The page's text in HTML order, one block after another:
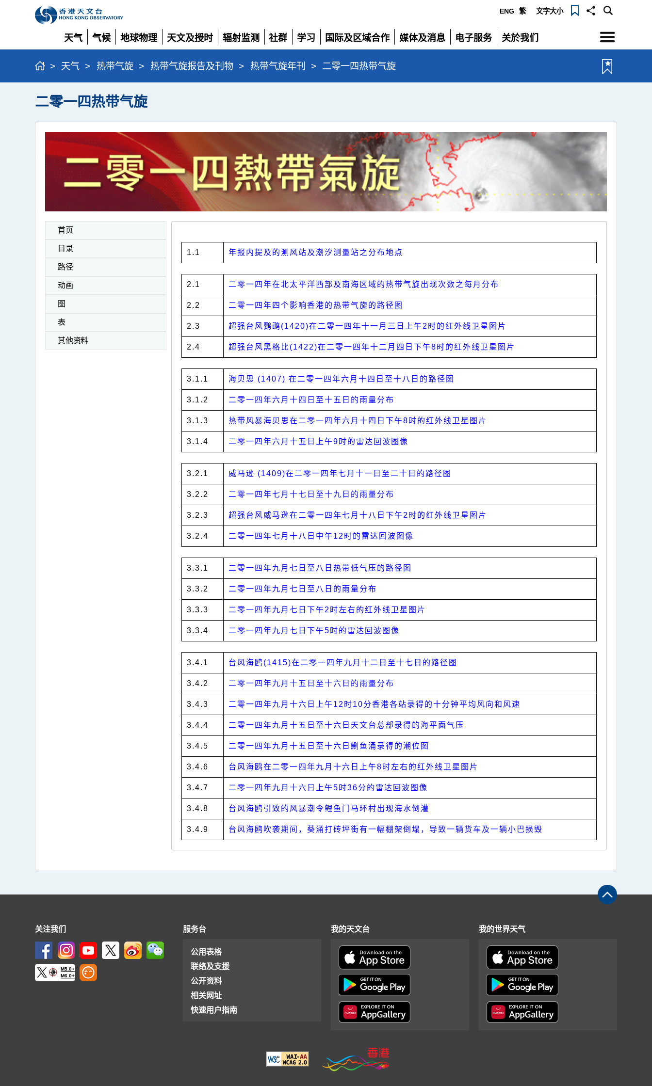
ENG 繁 文字大小
天气
展
开
气候
展
开
地球物理
展
开
天文及授时
展
开
辐射监测
展
开
社群
展
开
学习
展
开
国际及区域合作
展
开
媒体及消息
展
电子服务
展
关於我们
展
选
单
> 天气 > 热带气旋 > 热带气旋报告及刊物 > 热带气旋年刊 > 二零一四热带气旋
二零一四热带气旋
首页
目录
路径
动画
图
表
其他资料
1.1 年报内提及的测风站及潮汐测量站之分布地点
2.1 二零一四年在北太平洋西部及南海区域的热带气旋出现次数之每月分布
2.2 二零一四年四个影响香港的热带气旋的路径图
2.3 超强台风鹦鹉(1420)在二零一四年十一月三日上午2时的红外线卫星图片
2.4 超强台风黑格比(1422)在二零一四年十二月四日下午8时的红外线卫星图片
3.1.1 海贝思 (1407) 在二零一四年六月十四日至十八日的路径图
3.1.2 二零一四年六月十四日至十五日的雨量分布
3.1.3 热带风暴海贝思在二零一四年六月十四日下午8时的红外线卫星图片
3.1.4 二零一四年六月十五日上午9时的雷达回波图像
3.2.1 威马逊 (1409)在二零一四年七月十一日至二十日的路径图
3.2.2 二零一四年七月十七日至十九日的雨量分布
3.2.3 超强台风威马逊在二零一四年七月十八日下午2时的红外线卫星图片
3.2.4 二零一四年七月十八日中午12时的雷达回波图像
3.3.1 二零一四年九月七日至八日热带低气压的路径图
3.3.2 二零一四年九月七日至八日的雨量分布
3.3.3 二零一四年九月七日下午2时左右的红外线卫星图片
3.3.4 二零一四年九月七日下午5时的雷达回波图像
3.4.1 台风海鸥(1415)在二零一四年九月十二日至十七日的路径图
3.4.2 二零一四年九月十五日至十六日的雨量分布
3.4.3 二零一四年九月十六日上午12时10分香港各站录得的十分钟平均风向和风速
3.4.4 二零一四年九月十五日至十六日天文台总部录得的海平面气压
3.4.5 二零一四年九月十五日至十六日鰂鱼涌录得的潮位图
3.4.6 台风海鸥在二零一四年九月十六日上午8时左右的红外线卫星图片
3.4.7 二零一四年九月十六日上午5时36分的雷达回波图像
3.4.8 台风海鸥引致的风暴潮令鲤鱼门马环村出现海水倒灌
3.4.9 台风海鸥吹袭期间，葵涌打砖坪街有一幅棚架倒塌，导致一辆货车及一辆小巴损毁
关注我们
M5.0+
M6.0+
服务台
公用表格
联络及支援
公开资料
相关网址
快速用户指南
我的天文台 我的世界天气